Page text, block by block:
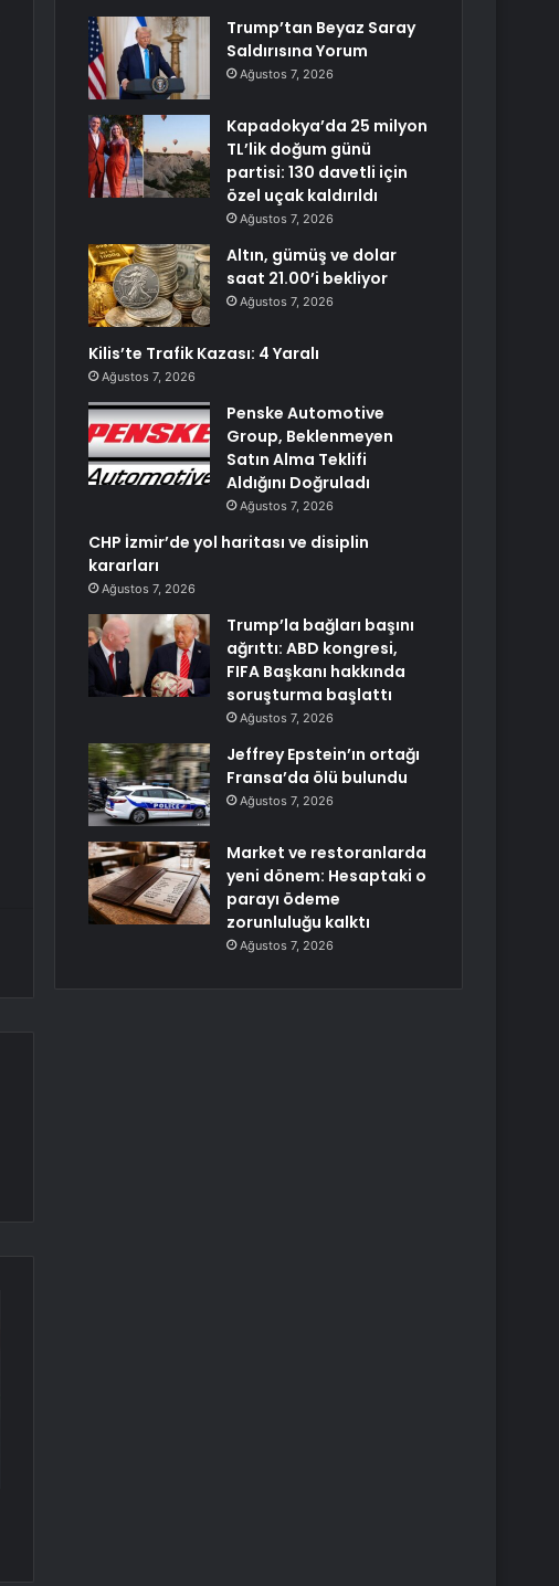
Trump’tan Beyaz Saray
Saldırısına Yorum
Ağustos 7, 2026
Kapadokya’da 25 milyon
TL’lik doğum günü
partisi: 130 davetli için
özel uçak kaldırıldı
Ağustos 7, 2026
Altın, gümüş ve dolar
saat 21.00’i bekliyor
Ağustos 7, 2026
Kilis’te Trafik Kazası: 4 Yaralı
Ağustos 7, 2026
Penske Automotive
Group, Beklenmeyen
Satın Alma Teklifi
Aldığını Doğruladı
Ağustos 7, 2026
CHP İzmir’de yol haritası ve disiplin
kararları
Ağustos 7, 2026
Trump’la bağları başını
ağrıttı: ABD kongresi,
FIFA Başkanı hakkında
soruşturma başlattı
Ağustos 7, 2026
Jeffrey Epstein’ın ortağı
Fransa’da ölü bulundu
Ağustos 7, 2026
Market ve restoranlarda
yeni dönem: Hesaptaki o
parayı ödeme
zorunluluğu kalktı
Ağustos 7, 2026